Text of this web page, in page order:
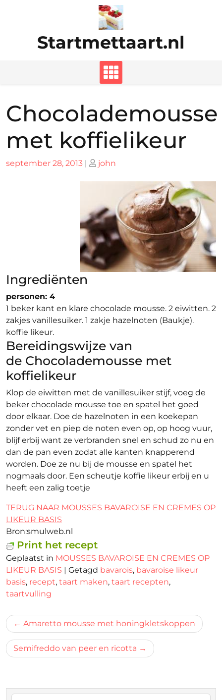
Startmettaart.nl
Chocolademousse
met koffielikeur
Geplaatst
september 28, 2013 | Geplaatst
john
Ingrediënten
personen: 4
1 beker kant en klare chocolade mousse. 2 eiwitten. 2
zakjes vanillesuiker. 1 zakje hazelnoten (Baukje).
koffie likeur.
Bereidingswijze van
de Chocolademousse met
koffielikeur
Klop de eiwitten met de vanillesuiker stijf, voeg de
beker chocolade mousse toe en spatel het goed
door elkaar. Doe de hazelnoten in een koekepan
zonder vet en piep de noten even op, op hoog vuur,
blijf erbij want ze verbranden snel en schud zo nu en
dan de pan even zodat alle kanten knapperend
worden. Doe ze nu bij de mousse en spatel het
nogmaals door. Een scheutje koffie likeur erbij en u
heeft een zalig toetje
TERUG NAAR MOUSSES BAVAROISE EN CREMES OP
LIKEUR BASIS
Bron:smulweb.nl
Print het recept
Geplaatst in MOUSSES BAVAROISE EN CREMES OP
LIKEUR BASIS | Getagd bavarois, bavaroise likeur
basis, recept, taart maken, taart recepten,
taartvulling
Bericht
navigatie
Amaretto mousse met honingkletskoppen
Semifreddo van peer en ricotta